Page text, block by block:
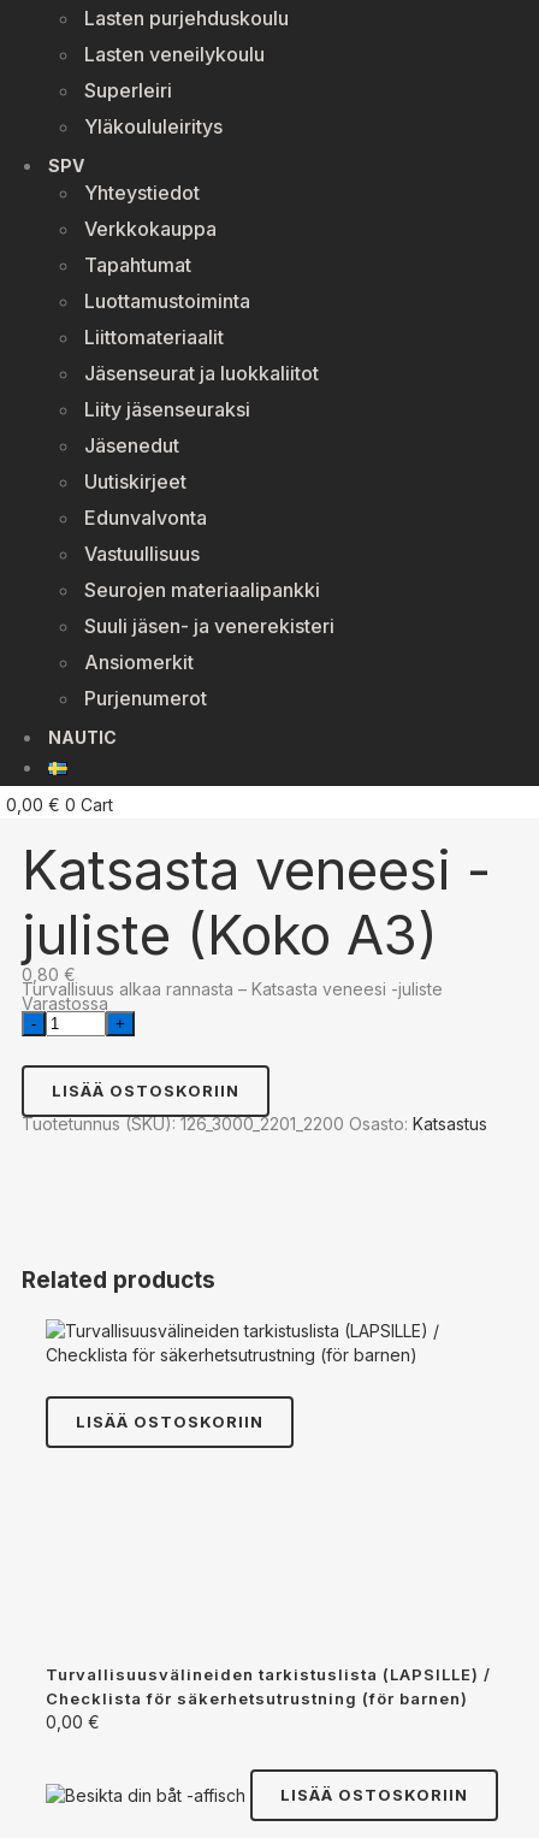
Lasten purjehduskoulu
Lasten veneilykoulu
Superleiri
Yläkoululeiritys
SPV
Yhteystiedot
Verkkokauppa
Tapahtumat
Luottamustoiminta
Liittomateriaalit
Jäsenseurat ja luokkaliitot
Liity jäsenseuraksi
Jäsenedut
Uutiskirjeet
Edunvalvonta
Vastuullisuus
Seurojen materiaalipankki
Suuli jäsen- ja venerekisteri
Ansiomerkit
Purjenumerot
NAUTIC
0,00 € 0 Cart
Katsasta veneesi -
juliste (Koko A3)
0,80 €
Turvallisuus alkaa rannasta – Katsasta veneesi -juliste
Varastossa
Katsasta
veneesi
juliste
(Koko
quantity
LISÄÄ OSTOSKORIIN
Tuotetunnus (SKU):126_3000_2201_2200 Osasto: Katsastus
Related products
LISÄÄ OSTOSKORIIN
Turvallisuusvälineiden tarkistuslista (LAPSILLE) /
Checklista för säkerhetsutrustning (för barnen)
0,00 €
LISÄÄ OSTOSKORIIN